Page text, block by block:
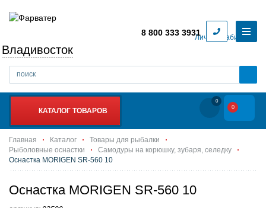
Личный кабинет
Владивосток
8 800 333 3931
КАТАЛОГ ТОВАРОВ
0
0
Главная Каталог
Товары для рыбалки
Рыболовные оснастки
Самодуры на корюшку, зубаря, селедку
Оснастка MORIGEN SR-560 10
Оснастка MORIGEN SR-560 10